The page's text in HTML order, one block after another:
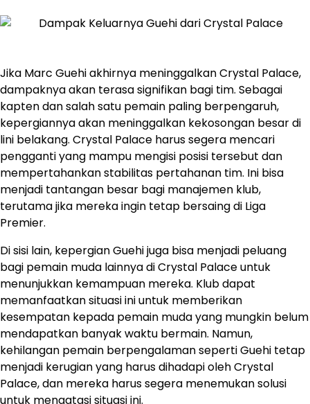
Jika Marc Guehi akhirnya meninggalkan Crystal Palace,
dampaknya akan terasa signifikan bagi tim. Sebagai
kapten dan salah satu pemain paling berpengaruh,
kepergiannya akan meninggalkan kekosongan besar di
lini belakang. Crystal Palace harus segera mencari
pengganti yang mampu mengisi posisi tersebut dan
mempertahankan stabilitas pertahanan tim. Ini bisa
menjadi tantangan besar bagi manajemen klub,
terutama jika mereka ingin tetap bersaing di Liga
Premier.
Di sisi lain, kepergian Guehi juga bisa menjadi peluang
bagi pemain muda lainnya di Crystal Palace untuk
menunjukkan kemampuan mereka. Klub dapat
memanfaatkan situasi ini untuk memberikan
kesempatan kepada pemain muda yang mungkin belum
mendapatkan banyak waktu bermain. Namun,
kehilangan pemain berpengalaman seperti Guehi tetap
menjadi kerugian yang harus dihadapi oleh Crystal
Palace, dan mereka harus segera menemukan solusi
untuk mengatasi situasi ini.